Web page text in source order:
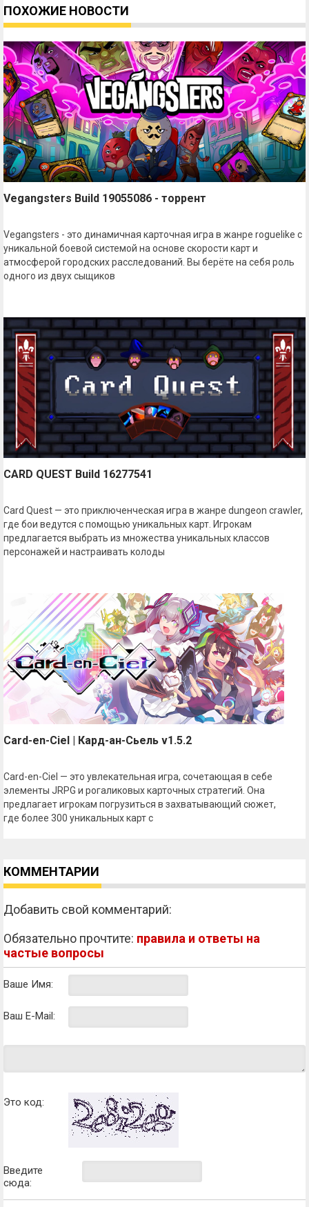
ПОХОЖИЕ НОВОСТИ
Vegangsters Build 19055086 - торрент
Vegangsters - это динамичная карточная игра в жанре roguelike с
уникальной боевой системой на основе скорости карт и
атмосферой городских расследований. Вы берёте на себя роль
одного из двух сыщиков
CARD QUEST Build 16277541
Card Quest — это приключенческая игра в жанре dungeon crawler,
где бои ведутся с помощью уникальных карт. Игрокам
предлагается выбрать из множества уникальных классов
персонажей и настраивать колоды
Card-en-Ciel | Кард-ан-Сьель v1.5.2
Card-en-Ciel — это увлекательная игра, сочетающая в себе
элементы JRPG и рогаликовых карточных стратегий. Она
предлагает игрокам погрузиться в захватывающий сюжет,
где более 300 уникальных карт с
КОММЕНТАРИИ
Добавить свой комментарий:
Обязательно прочтите: правила и ответы на
частые вопросы
Ваше Имя:
Ваш E-Mail:
Это код:
Введите
сюда: